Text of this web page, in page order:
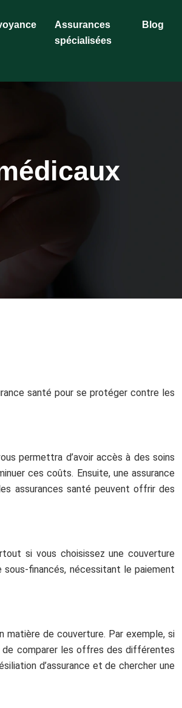
Assurances
spécialisées
Blog
santé pour se protéger contre les
permettra d’avoir accès à des soins
ces coûts. Ensuite, une assurance
assurances santé peuvent offrir des
si vous choisissez une couverture
financés, nécessitant le paiement
de couverture. Par exemple, si
de comparer les offres des différentes
d’assurance et de chercher une